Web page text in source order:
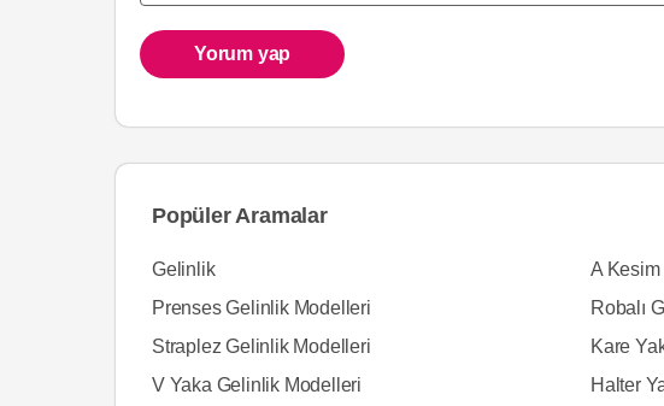
Yorum yap
Popüler Aramalar
Gelinlik A
Prenses Gelinlik Modelleri
Robalı
Straplez Gelinlik Modelleri
Kare
V Yaka Gelinlik Modelleri
Halter